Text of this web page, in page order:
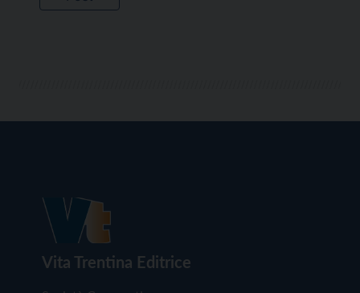
Vita Trentina Editrice